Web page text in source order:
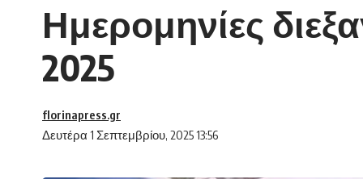
Ημερομηνίες
2025
Δευτέρα 1 Σεπτεμβρίου, 2025 13:56
florinapress.gr